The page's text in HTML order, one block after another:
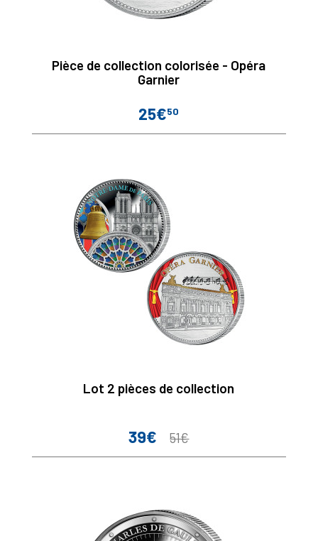
Pièce de collection colorisée - Opéra
Garnier
Prix
25€50
Lot 2 pièces de collection
Prix
39€
Prix
51€